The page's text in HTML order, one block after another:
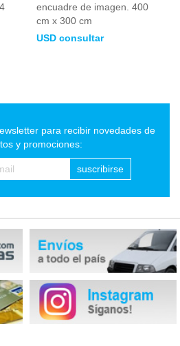
encuadre de imagen. 400
cm x 300 cm
USD consultar
para recibir novedades de
y promociones:
suscribirse